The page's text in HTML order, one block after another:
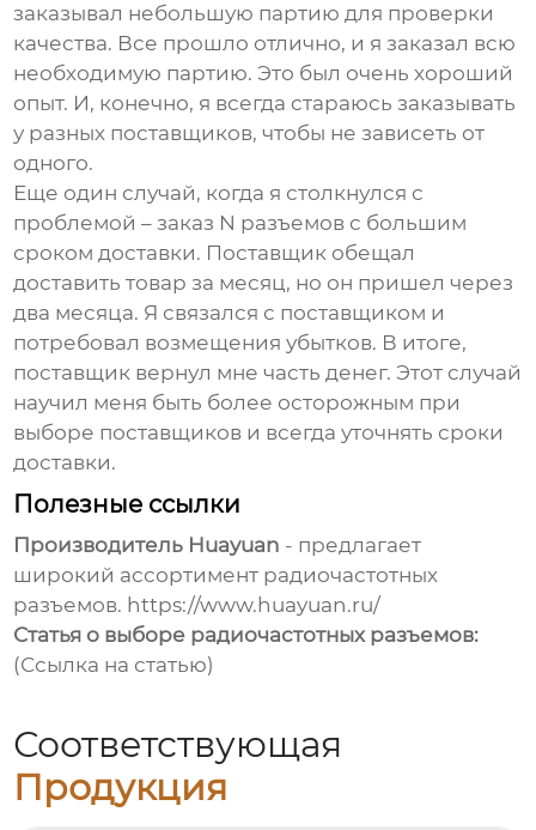
заказывал небольшую партию для проверки
качества. Все прошло отлично, и я заказал всю
необходимую партию. Это был очень хороший
опыт. И, конечно, я всегда стараюсь заказывать
у разных поставщиков, чтобы не зависеть от
одного.
Еще один случай, когда я столкнулся с
проблемой – заказ N разъемов с большим
сроком доставки. Поставщик обещал
доставить товар за месяц, но он пришел через
два месяца. Я связался с поставщиком и
потребовал возмещения убытков. В итоге,
поставщик вернул мне часть денег. Этот случай
научил меня быть более осторожным при
выборе поставщиков и всегда уточнять сроки
доставки.
Полезные ссылки
Производитель Huayuan - предлагает
широкий ассортимент радиочастотных
разъемов. https://www.huayuan.ru/
Статья о выборе радиочастотных разъемов:
(Ссылка на статью)
Соответствующая
Продукция